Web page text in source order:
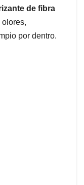
de fibra
por dentro.